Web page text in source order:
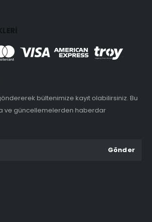
bültenimize kayıt olabilirsiniz. Bu
ve güncellemelerden haberdar